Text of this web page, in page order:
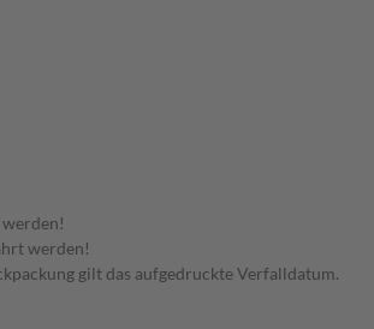
werden!
gilt das aufgedruckte Verfalldatum.